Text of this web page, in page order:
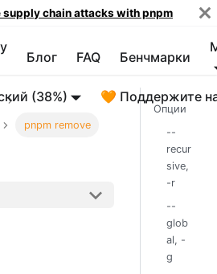
supply chain attacks with pnpm
Блог FAQ Бенчмарки
(38%) 🧡 Поддержите
pnpm remove
Опции
--
recur
sive,
-r
--
glob
al, -
g